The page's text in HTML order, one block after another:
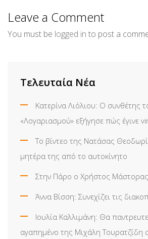
Leave a Comment
You must be logged in to post a
Τελευταία Νέα
Κατερίνα Λιόλιου: Ο συνθέτης
«Λογαριασμού» εξήγησε πώς έγινε
Το βίντεο της Νατάσας
μητέρα της από το αυτοκίνητο
Στην Πάρο ο Χρήστος Μάστορας
Άννα Βίσση: Συνεχίζει τις
Ιουλία Καλλιμάνη: Θα
αγαπημένο της Μιχάλη Τουρατζίδη